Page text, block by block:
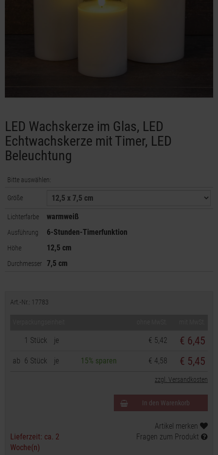
LED Wachskerze im Glas, LED
Echtwachskerze mit Timer, LED
Beleuchtung
Bitte auswählen:
Größe
Lichterfarbe warmweiß
Ausführung 6-Stunden-Timerfunktion
Höhe 12,5 cm
Durchmesser 7,5 cm
Art.-Nr.: 17783
1 Stück je € 5,42 € 6,45
ab 6 Stück je 15% sparen € 4,58 € 5,45
zzgl. Versandkosten
In den Warenkorb
Lieferzeit: ca. 2
Woche(n)
Artikel merken
Fragen zum Produkt